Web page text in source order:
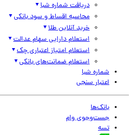
دریافت شماره شبا
محاسبه اقساط و سود بانکی
خرید آنلاین طلا
استعلام دارایی سهام عدالت
استعلام امتیاز اعتباری چک
استعلام ضمانت‌های بانکی
شماره شبا
اعتبار سنجی
بانک‌ها
جست‌وجوی وام
تسه